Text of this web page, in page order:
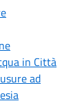
in Città
ad